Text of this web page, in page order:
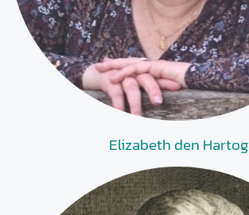
Elizabeth den Hartog